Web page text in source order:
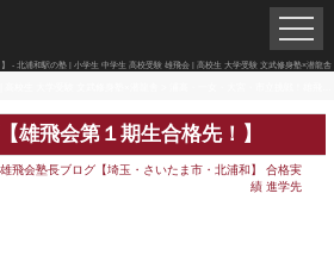
- 北浦和駅の塾 | 小学生 中学生 高校受験 雄飛会 | 高校生 大学受験 文武修身塾×潜龍舎
雄飛会第１期生合格先！】
飛会塾長ブログ【埼玉・さいたま市・北浦和】
合格実
績 進学先